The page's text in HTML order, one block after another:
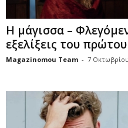
Η μάγισσα –
εξελίξεις του
Magazinomou Team - 7